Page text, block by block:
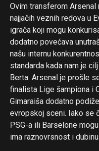
Ovim transferom Arsenal
najjačih veznih redova u
igrača koji mogu
dodatno povećava
našu internu
standarda kada nam je
Berta. Arsenal je prošle
finalista Lige šampiona i
Gimaraiša dodatno
evropskoj sceni. Iako se
PSG-a ili Barselone
ima raznovrsnost i